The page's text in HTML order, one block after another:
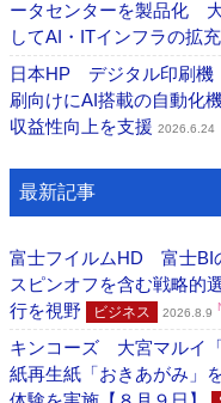
ータセンターを製品化
してAI・ITインフラの拡
日本HP デジタル印刷機
刷向けにAI搭載の自動化
収益性向上を支援 2026.6.24
最新記事
富士フイルムHD 富士BI
スピンオフを含む戦略的
行を視野
ビジネス 2026.8.9
キンコーズ 大宮マルイ
紙再生紙「おきあがみ」